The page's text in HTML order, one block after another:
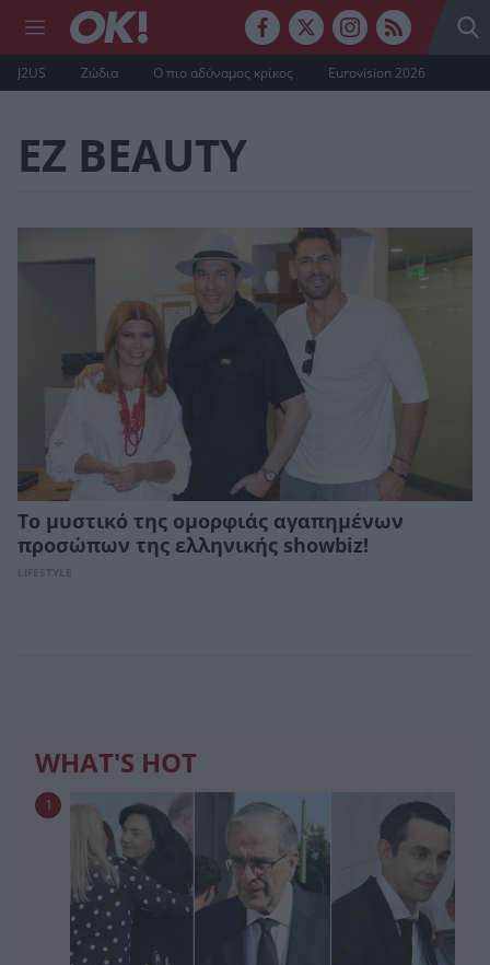
J2US Ζώδια Ο πιο αδύναμος κρίκος Eurovision 2026
EZ BEAUTY
Το μυστικό της ομορφιάς αγαπημένων
προσώπων της ελληνικής showbiz!
LIFESTYLE
WHAT'S HOT
1